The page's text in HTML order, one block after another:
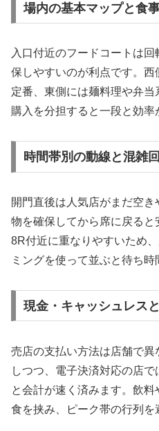
場内の基本マップと食
入口付近のフードコートは
保しやすいのが利点です。
定番、東側には麺料理や弁
購入を分担すると一段と効率
時間帯別の動線と混雑
開門直後は人気店がまだ空
物を確保してから席に戻る
8R付近に重なりやすいため
ミングを使って並ぶと待ち時
現金・キャッシュレス
売店の支払い方法は店舗で
しつつ、電子決済対応の店
と会計が速く済みます。飲
食を挟み、ピーク帯の行列を